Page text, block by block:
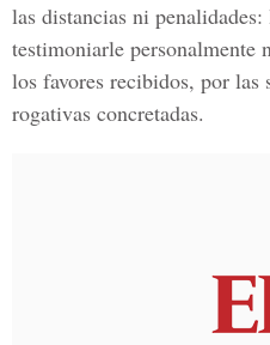
las distancias ni
testimoniarle personalmente
los favores recibidos, por las
rogativas concretadas.